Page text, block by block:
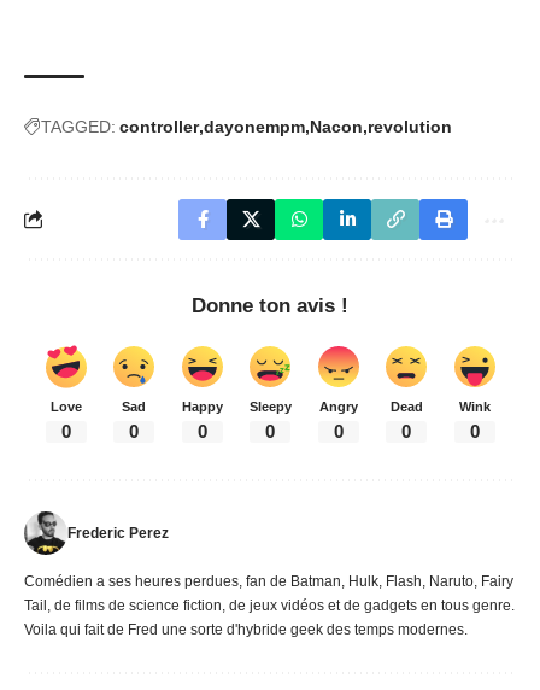
TAGGED: controller dayonempm Nacon revolution
Donne ton avis !
Love
0
Sad
0
Happy
0
Sleepy
0
Angry
0
Dead
0
Wink
0
Frederic Perez
Comédien a ses heures perdues, fan de Batman, Hulk, Flash, Naruto, Fairy
Tail, de films de science fiction, de jeux vidéos et de gadgets en tous genre.
Voila qui fait de Fred une sorte d'hybride geek des temps modernes.